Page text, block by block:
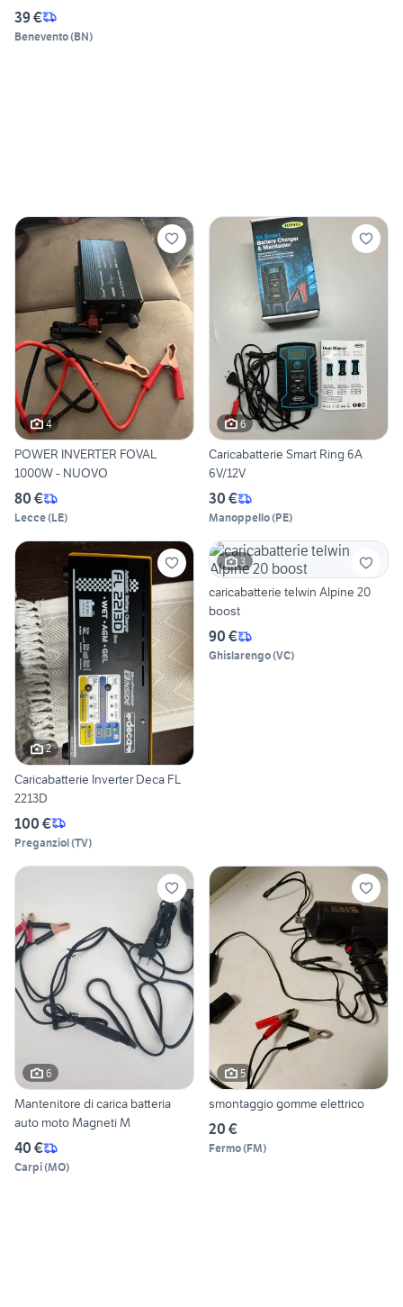
39 €
Benevento(BN)
4
POWER INVERTER FOVAL
1000W - NUOVO
80 €
Lecce(LE)
6
Caricabatterie Smart Ring 6A
6V/12V
30 €
Manoppello(PE)
2
Caricabatterie Inverter Deca FL
2213D
100 €
Preganziol(TV)
3
caricabatterie telwin Alpine 20
boost
90 €
Ghislarengo(VC)
6
Mantenitore di carica batteria
auto moto Magneti M
40 €
Carpi(MO)
5
smontaggio gomme elettrico
20 €
Fermo(FM)